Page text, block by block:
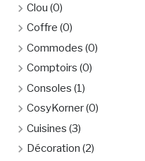
Clou (0)
Coffre (0)
Commodes (0)
Comptoirs (0)
Consoles (1)
CosyKorner(0)
Cuisines (3)
Décoration (2)